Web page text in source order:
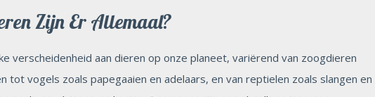
Zijn Er Allemaal?
verscheidenheid aan dieren op onze planeet, variërend van zoogdieren
tot vogels zoals papegaaien en adelaars, en van reptielen zoals slangen en